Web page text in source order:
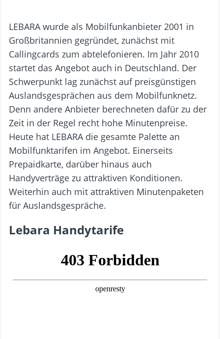
LEBARA wurde als Mobilfunkanbieter 2001 in
Großbritannien gegründet, zunächst mit
Callingcards zum abtelefonieren. Im Jahr 2010
startet das Angebot auch in Deutschland. Der
Schwerpunkt lag zunächst auf preisgünstigen
Auslandsgesprächen aus dem Mobilfunknetz.
Denn andere Anbieter berechneten dafür zu der
Zeit in der Regel recht hohe Minutenpreise.
Heute hat LEBARA die gesamte Palette an
Mobilfunktarifen im Angebot. Einerseits
Prepaidkarte, darüber hinaus auch
Handyverträge zu attraktiven Konditionen.
Weiterhin auch mit attraktiven Minutenpaketen
für Auslandsgespräche.
Lebara Handytarife